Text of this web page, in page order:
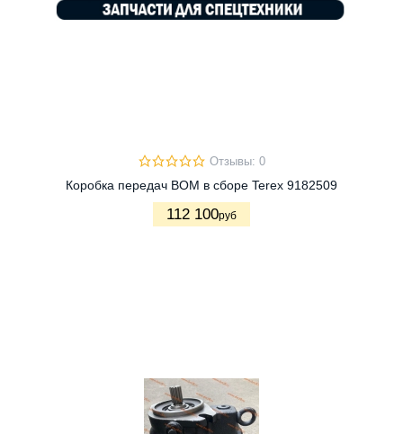
Отзывы: 0
Коробка передач ВОМ в сборе Terex 9182509
112 100руб